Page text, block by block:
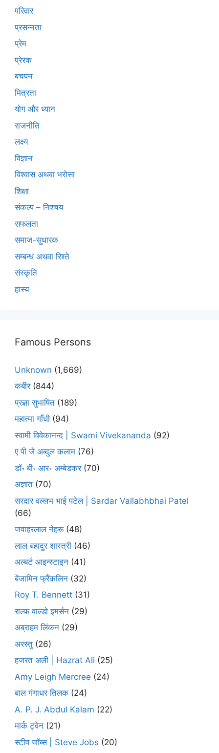
परिवार
प्रसन्नता
प्रेम
प्रेरक
बचपन
मित्रता
योग और ध्यान
राजनीति
लक्ष्य
विज्ञान
विश्वास अथवा भरोसा
शिक्षा
संकल्प – निश्चय
सफलता
समाज-सुधारक
सम्बन्ध अथवा रिश्ते
संस्कृति
हास्य
Famous Persons
Unknown (1,669)
कबीर(844)
प्रज्ञा सुभाषित (189)
महात्मा गाँधी (94)
स्वामी विवेकानन्द | Swami Vivekananda (92)
ए पी जे अब्दुल कलाम (76)
डॉ॰ बी॰ आर॰ अम्बेडकर(70)
अज्ञात (70)
सरदार वल्लभ भाई पटेल | Sardar Vallabhbhai Patel
(66)
जवाहरलाल नेहरू(48)
लाल बहादुर शास्त्री (46)
अल्बर्ट आइन्स्टाइन (41)
बेंजामिन फ्रैंकलिन (32)
Roy T. Bennett (31)
राल्फ वाल्डो इमर्सन (29)
अब्राहम लिंकन (29)
अरस्तु (26)
हजरत अली | Hazrat Ali (25)
Amy Leigh Mercree (24)
बाल गंगाधर तिलक (24)
A. P. J. Abdul Kalam (22)
मार्क ट्वेन (21)
स्टीव जॉब्स | Steve Jobs (20)